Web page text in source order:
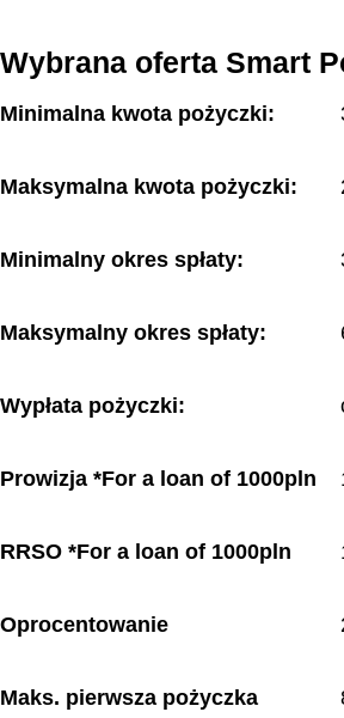
Wybrana oferta Smart
Minimalna kwota pożyczki:
Maksymalna kwota pożyczki:
Minimalny okres spłaty:
Maksymalny okres spłaty:
Wypłata pożyczki:
Prowizja *For a loan of 1000pln
RRSO *For a loan of 1000pln
Oprocentowanie
Maks. pierwsza pożyczka